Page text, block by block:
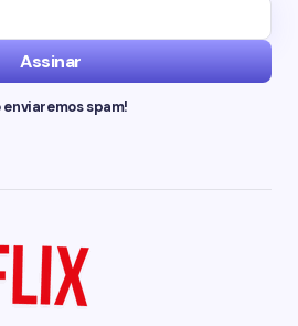
Assinar
enviaremos spam!